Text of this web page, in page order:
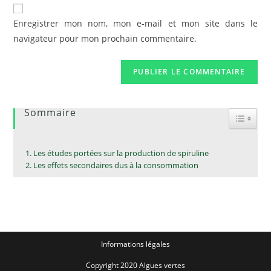
comment
votre
(facultatif)
Enregistrer mon nom, mon e-mail et mon site dans le
navigateur pour mon prochain commentaire.
Sommaire
Les études portées sur la production de spiruline
Les effets secondaires dus à la consommation
Informations légales
Copyright 2020 Algues vertes